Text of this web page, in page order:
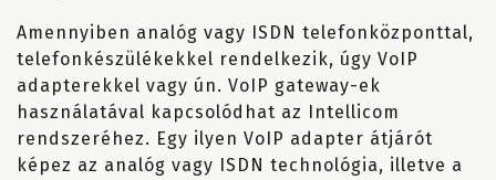
Amennyiben analóg vagy ISDN telefonközponttal,
telefonkészülékekkel rendelkezik, úgy VoIP
adapterekkel vagy ún. VoIP gateway-ek
használatával kapcsolódhat az Intellicom
rendszeréhez. Egy ilyen VoIP adapter átjárót
képez az analóg vagy ISDN technológia, illetve a